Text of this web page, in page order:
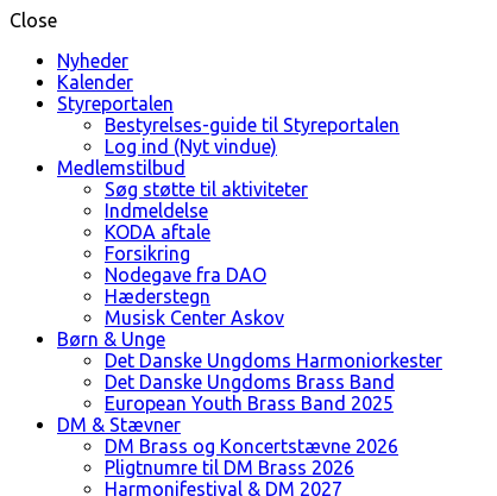
Close
Nyheder
Kalender
Styreportalen
Bestyrelses-guide til Styreportalen
Log ind (Nyt vindue)
Medlemstilbud
Søg støtte til aktiviteter
Indmeldelse
KODA aftale
Forsikring
Nodegave fra DAO
Hæderstegn
Musisk Center Askov
Børn & Unge
Det Danske Ungdoms Harmoniorkester
Det Danske Ungdoms Brass Band
European Youth Brass Band 2025
DM & Stævner
DM Brass og Koncertstævne 2026
Pligtnumre til DM Brass 2026
Harmonifestival & DM 2027